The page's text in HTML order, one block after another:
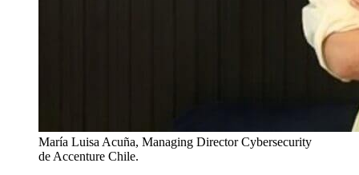
María Luisa Acuña, Managing Director Cybersecurity
de Accenture Chile.